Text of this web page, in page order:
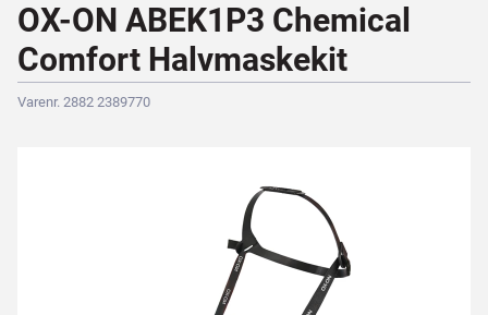
OX-ON ABEK1P3 Chemical
Comfort Halvmaskekit
Varenr. 2882 2389770